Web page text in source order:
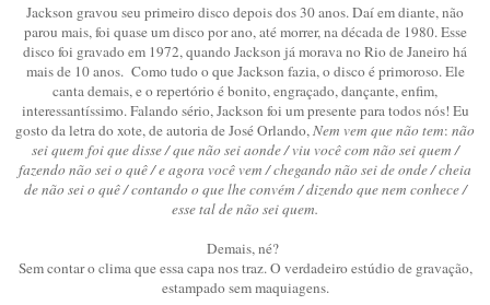
Jackson gravou seu primeiro disco depois dos 30 anos. Daí em diante, não
parou mais, foi quase um disco por ano, até morrer, na década de 1980. Esse
disco foi gravado em 1972, quando Jackson já morava no Rio de Janeiro há
mais de 10 anos. Como tudo o que Jackson fazia, o disco é primoroso. Ele
canta demais, e o repertório é bonito, engraçado, dançante, enfim,
interessantíssimo. Falando sério, Jackson foi um presente para todos nós! Eu
gosto da letra do xote, de autoria de José Orlando,Nem vem que não tem: não
sei quem foi que disse / que não sei aonde / viu você com não sei quem /
fazendo não sei o quê / e agora você vem / chegando não sei de onde / cheia
de não sei o quê / contando o que lhe convém / dizendo que nem conhece /
esse tal de não sei quem.
Demais, né?
Sem contar o clima que essa capa nos traz. O verdadeiro estúdio de gravação,
estampado sem maquiagens.